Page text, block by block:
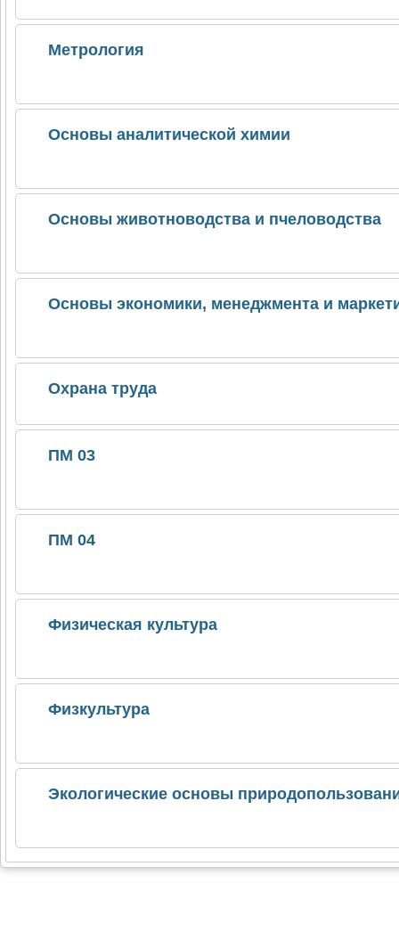
Метрология
Основы аналитической химии
Основы животноводства и пчеловодства
Основы экономики, менеджмента и
Охрана труда
ПМ 03
ПМ 04
Физическая культура
Физкультура
Экологические основы